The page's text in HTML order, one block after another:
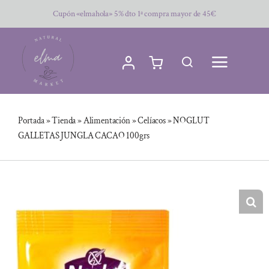
al
contenido
Cupón «elmahola» 5% dto 1ª compra mayor de 45€
Portada»Tienda»Alimentación»Celíacos»NOGLUT
GALLETAS JUNGLA CACAO 100grs